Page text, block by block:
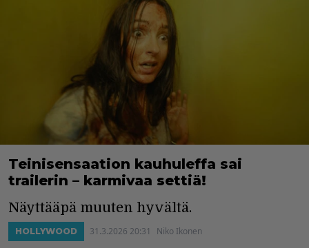
Teinisensaation kauhuleffa sai
trailerin – karmivaa settiä!
Näyttääpä muuten hyvältä.
HOLLYWOOD 31.3.2026 20:31 Niko Ikonen